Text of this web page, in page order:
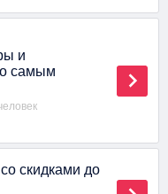
и
самым
скидками до